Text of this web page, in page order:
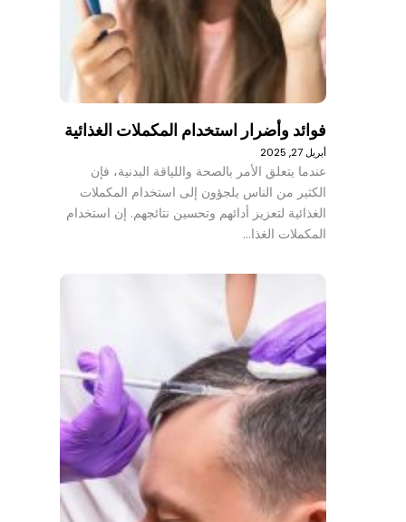
فوائد وأضرار استخدام المكملات الغذائية
أبريل 27, 2025
عندما يتعلق الأمر بالصحة واللياقة البدنية، فإن
الكثير من الناس يلجؤون إلى استخدام المكملات
الغذائية لتعزيز أدائهم وتحسين نتائجهم. إن استخدام
المكملات الغذا…